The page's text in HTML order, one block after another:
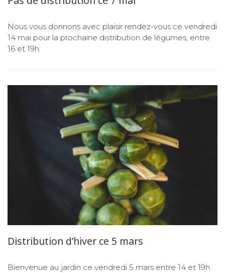
Nous vous donnons avec plaisir rendez-vous ce vendredi
14 mai pour la prochaine distribution de légumes, entre
16 et 19h.
Distribution d’hiver ce 5 mars
Bienvenue au jardin ce vendredi 5 mars entre 14 et 19h